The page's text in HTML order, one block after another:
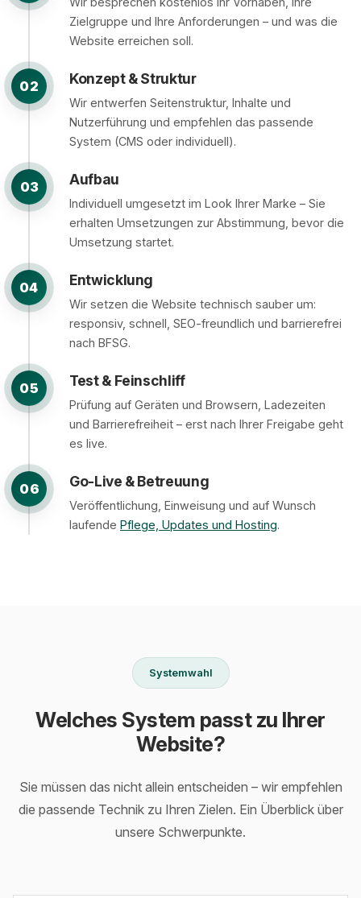
Zielgruppe und Ihre Anforderungen – und was die
Website erreichen soll.
02 Konzept & Struktur
Wir entwerfen Seitenstruktur, Inhalte und
Nutzerführung und empfehlen das passende
System (CMS oder individuell).
03 Aufbau
Individuell umgesetzt im Look Ihrer Marke – Sie
erhalten Umsetzungen zur Abstimmung, bevor die
Umsetzung startet.
04 Entwicklung
Wir setzen die Website technisch sauber um:
responsiv, schnell, SEO-freundlich und barrierefrei
nach BFSG.
05 Test & Feinschliff
Prüfung auf Geräten und Browsern, Ladezeiten
und Barrierefreiheit – erst nach Ihrer Freigabe geht
es live.
06 Go-Live & Betreuung
Veröffentlichung, Einweisung und auf Wunsch
laufende Pflege, Updates und Hosting.
Systemwahl
Welches System passt zu Ihrer
Website?
Sie müssen das nicht allein entscheiden – wir empfehlen
die passende Technik zu Ihren Zielen. Ein Überblick über
unsere Schwerpunkte.